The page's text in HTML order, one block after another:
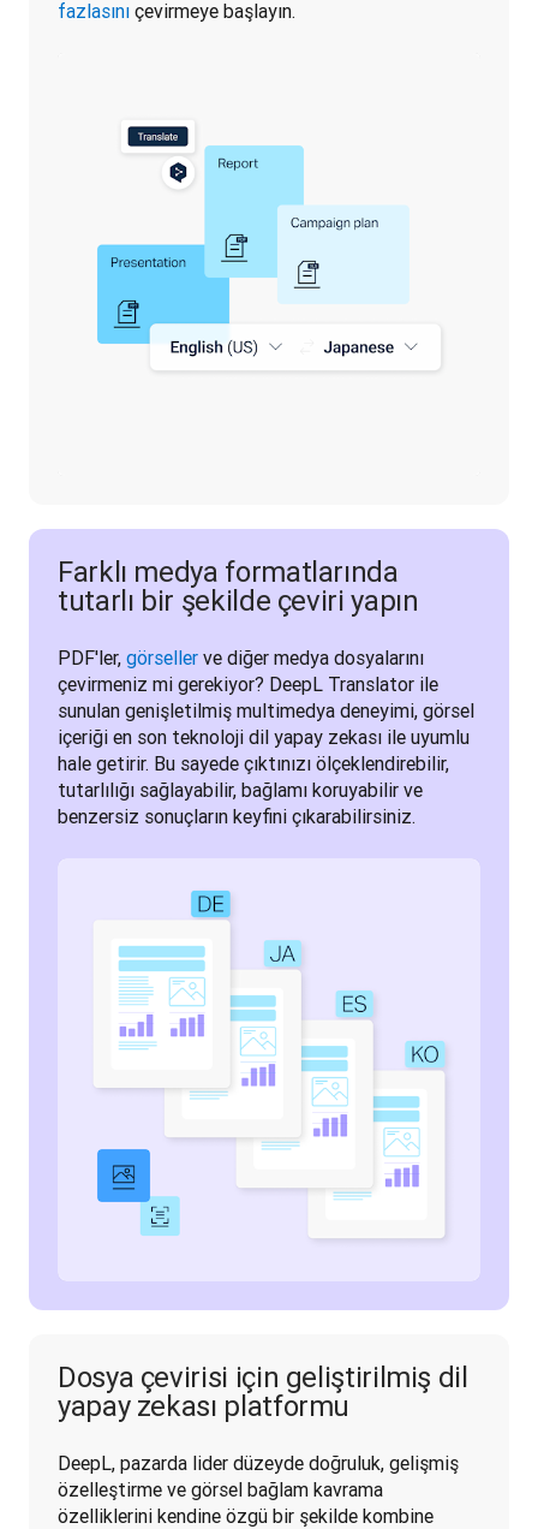
fazlasını çevirmeye başlayın.
Farklı medya formatlarında
tutarlı bir şekilde çeviri yapın
PDF'ler, görseller ve diğer medya dosyalarını
çevirmeniz mi gerekiyor? DeepL Translator ile
sunulan genişletilmiş multimedya deneyimi, görsel
içeriği en son teknoloji dil yapay zekası ile uyumlu
hale getirir. Bu sayede çıktınızı ölçeklendirebilir,
tutarlılığı sağlayabilir, bağlamı koruyabilir ve
benzersiz sonuçların keyfini çıkarabilirsiniz.
Dosya çevirisi için geliştirilmiş dil
yapay zekası platformu
DeepL, pazarda lider düzeyde doğruluk, gelişmiş
özelleştirme ve görsel bağlam kavrama
özelliklerini kendine özgü bir şekilde kombine